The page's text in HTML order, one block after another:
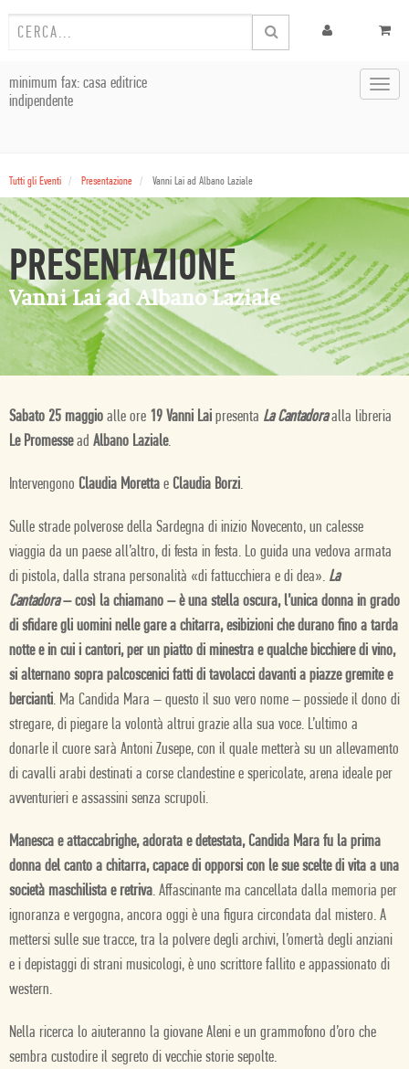
minimum fax: casa editrice
indipendente
Tutti gli Eventi Presentazione Vanni Lai ad Albano Laziale
PRESENTAZIONE
Vanni Lai ad Albano Laziale
Sabato 25 maggio alle ore 19 Vanni Lai presenta La Cantadoraalla libreria
Le Promessead Albano Laziale.
Intervengono Claudia Moretta e Claudia Borzi.
Sulle strade polverose della Sardegna di inizio Novecento, un calesse
viaggia da un paese all’altro, di festa in festa. Lo guida una vedova armata
di pistola, dalla strana personalità «di fattucchiera e di dea». La
Cantadora– così la chiamano – è una stella oscura, l’unica donna in grado
di sfidare gli uomini nelle gare a chitarra, esibizioni che durano fino a tarda
notte e in cui i cantori, per un piatto di minestra e qualche bicchiere di vino,
si alternano sopra palcoscenici fatti di tavolacci davanti a piazze gremite e
bercianti. Ma Candida Mara – questo il suo vero nome – possiede il dono di
stregare, di piegare la volontà altrui grazie alla sua voce. L’ultimo a
donarle il cuore sarà Antoni Zusepe, con il quale metterà su un allevamento
di cavalli arabi destinati a corse clandestine e spericolate, arena ideale per
avventurieri e assassini senza scrupoli.
Manesca e attaccabrighe, adorata e detestata, Candida Mara fu la prima
donna del canto a chitarra, capace di opporsi con le sue scelte di vita a una
società maschilista e retriva. Affascinante ma cancellata dalla memoria per
ignoranza e vergogna, ancora oggi è una figura circondata dal mistero. A
mettersi sulle sue tracce, tra la polvere degli archivi, l’omertà degli anziani
e i depistaggi di strani musicologi, è uno scrittore fallito e appassionato di
western.
Nella ricerca lo aiuteranno la giovane Aleni e un grammofono d’oro che
sembra custodire il segreto di vecchie storie sepolte.